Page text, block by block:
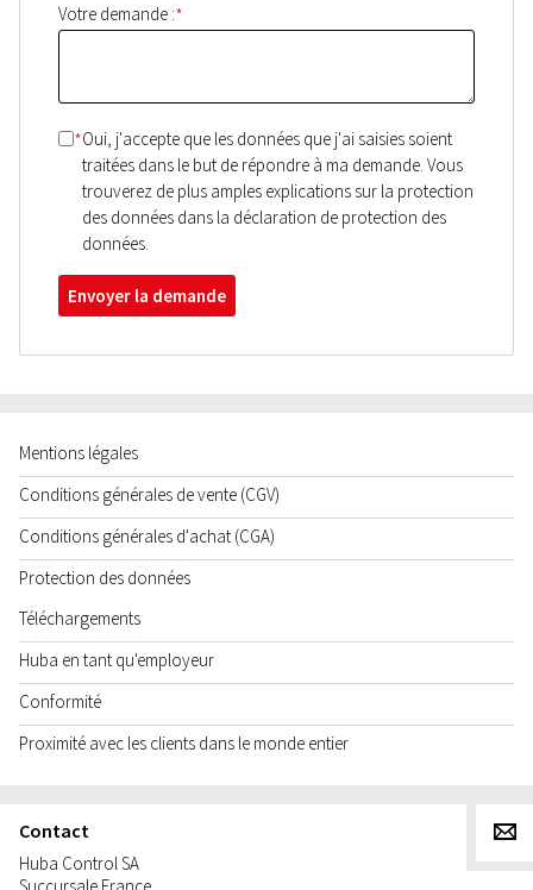
Votre demande :*
*Oui, j'accepte que les données que j'ai saisies soient
traitées dans le but de répondre à ma demande. Vous
trouverez de plus amples explications sur la protection
des données dans la déclaration de protection des
données.
Envoyer la demande
Mentions légales
Conditions générales de vente (CGV)
Conditions générales d'achat (CGA)
Protection des données
Téléchargements
Huba en tant qu'employeur
Conformité
Proximité avec les clients dans le monde entier
Contact
Huba Control SA
Succursale France
g